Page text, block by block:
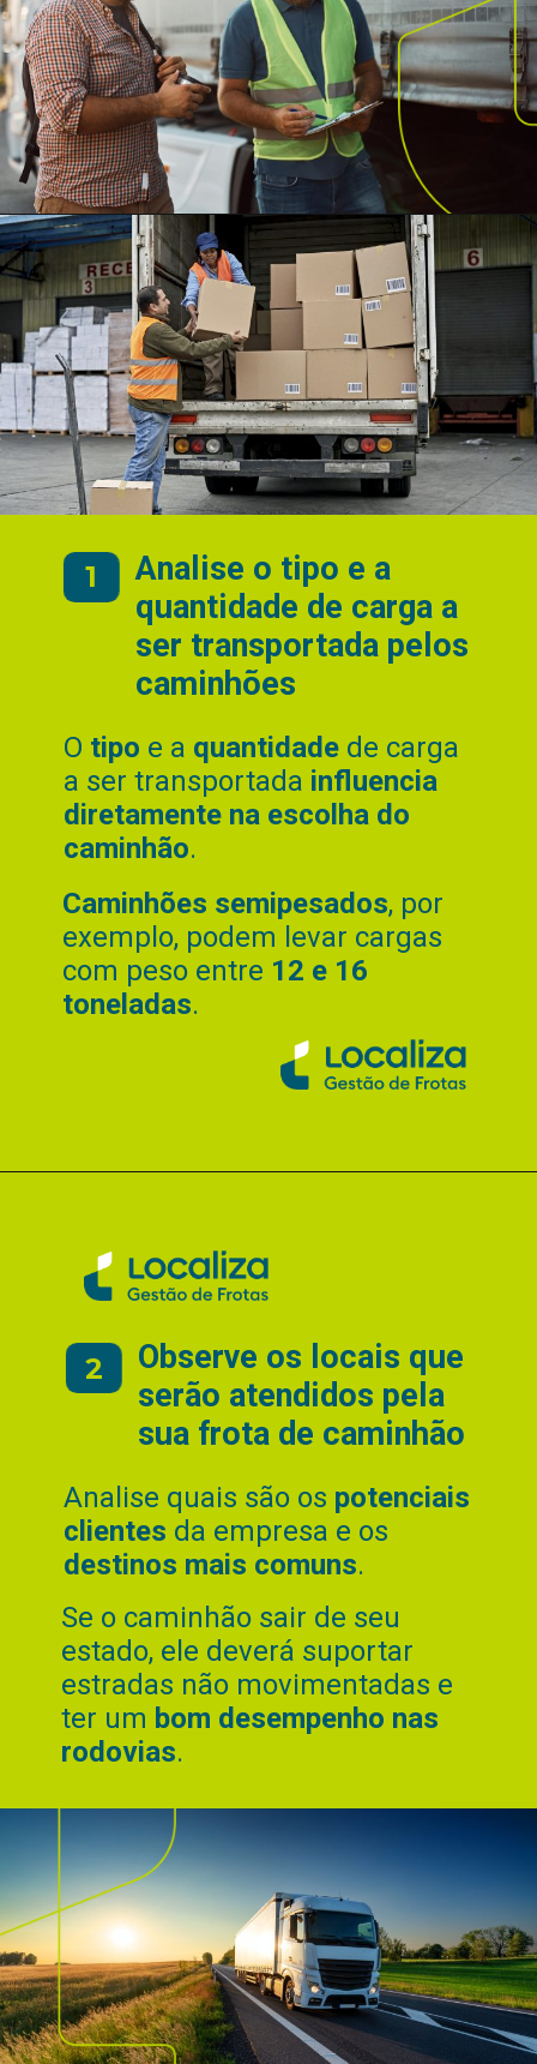
O tipo e a quantidade de carga
a ser transportada influencia
diretamente na escolha do
caminhão.
Analise o tipo e a
quantidade de carga a
ser transportada pelos
caminhões
1
Caminhões semipesados, por
exemplo, podem levar cargas
com peso entre 12 e 16
toneladas.
Analise quais são os potenciais
clientes da empresa e os
destinos mais comuns.
Observe os locais que
serão atendidos pela
sua frota de caminhão
2
Se o caminhão sair de seu
estado, ele deverá suportar
estradas não movimentadas e
ter um bom desempenho nas
rodovias.